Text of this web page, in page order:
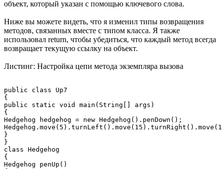
объект, который указан с помощью ключевого слова.
Ниже вы можете видеть, что я изменил типы возвращения
методов, связанных вместе с типом класса. Я также
использовал return, чтобы убедиться, что каждый метод всегда
возвращает текущую ссылку на объект.
Листинг: Настройка цепи метода экземпляра вызова
public class Up7
{
public static void main(String[] args)
{
Hedgehog hedgehog = new Hedgehog().penDown();
}
}
class Hedgehog
{
Hedgehog penUp()